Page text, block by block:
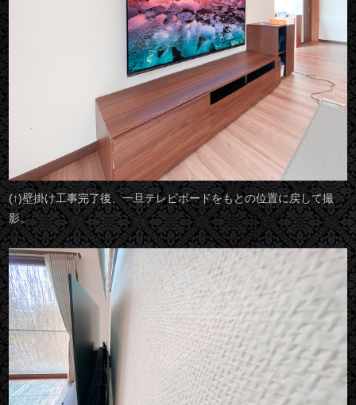
(↑)壁掛け工事完了後、一旦テレビボードをもとの位置に戻して撮
影。